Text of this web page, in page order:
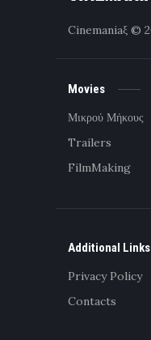
Cinemaniaξ ©
Movies
Μικρού Μήκους
Trailers
FilmMaking
Additional Links
Privacy Policy
Contacts